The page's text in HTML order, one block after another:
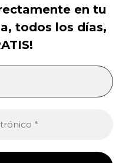
en tu
todos los días,